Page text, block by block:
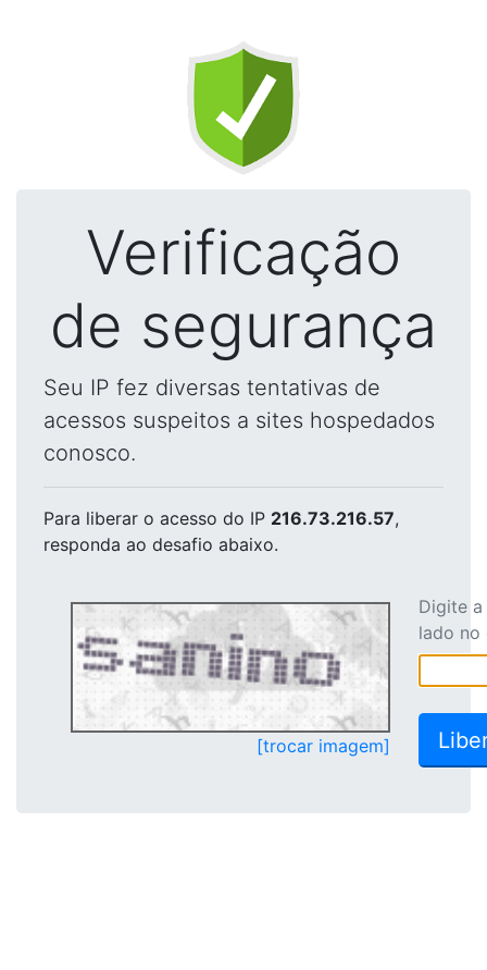
Verificação
de segurança
Seu IP fez diversas tentativas de
acessos suspeitos a sites hospedados
conosco.
Para liberar o acesso do IP 216.73.216.57,
responda ao desafio abaixo.
[trocar imagem]
Digite
lado no